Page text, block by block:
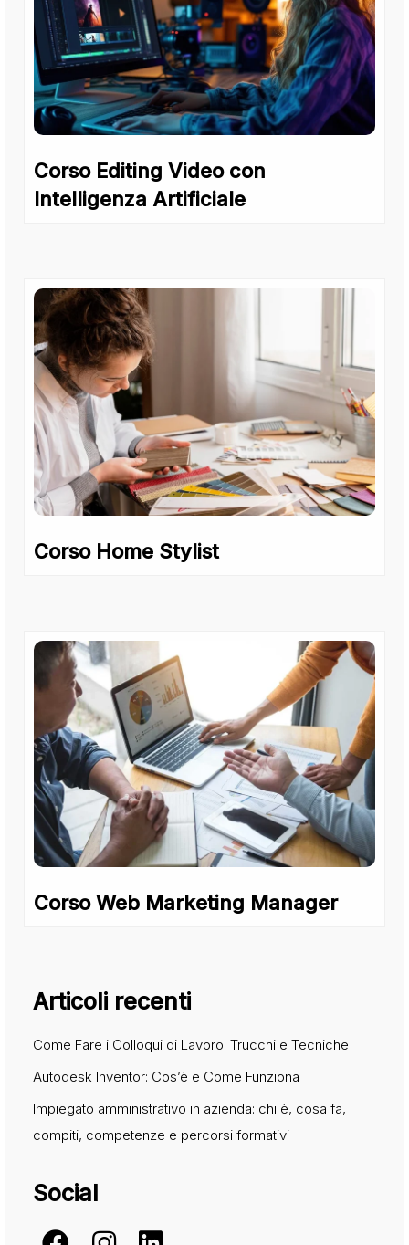
Corso Editing Video con
Intelligenza Artificiale
Corso Home Stylist
Corso Web Marketing Manager
Articoli recenti
Come Fare i Colloqui di Lavoro: Trucchi e Tecniche
Autodesk Inventor: Cos’è e Come Funziona
Impiegato amministrativo in azienda: chi è, cosa fa,
compiti, competenze e percorsi formativi
Social